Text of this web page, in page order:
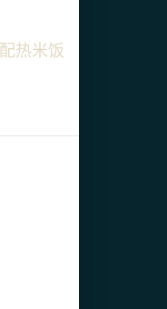
热米饭